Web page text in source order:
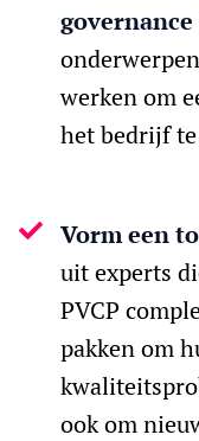
governance
werken om
het bedrijf
Vorm een
uit experts
PVCP
pakken om
ook om